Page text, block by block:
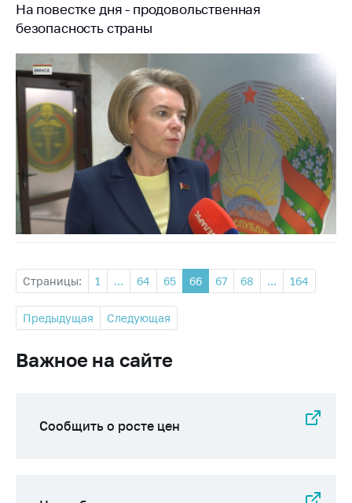
На повестке дня - продовольственная
безопасность страны
Страницы: 1 ... 64 65 66 67 68 ... 164
Предыдущая Следующая
Важное на сайте
Сообщить о росте цен